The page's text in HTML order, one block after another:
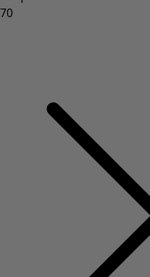
Collections
Dans l'univers du kimono
Étendues champêtres
Les classiques de Gudrun
Des tournesols pour le HCR